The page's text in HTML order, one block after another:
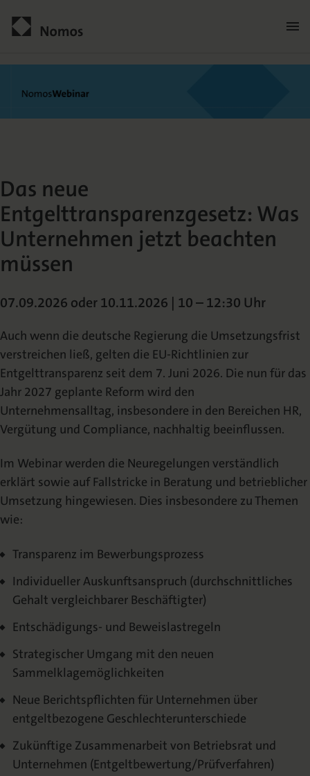
Der Verlag
Über uns
Ansprechpartner:innen
Das Lektorat
News
Neuigkeiten & Aktuelles
Karriere
Ihre Einstiegsmöglichkeiten
NomosEvents
Online und Live
Programm
Praxisliteratur
Rechtswissenschaft
Sozialwissenschaften
Geisteswissenschaften
Wissenschaftlich Publizieren
Wissenschaftlich publizieren
Blog
rund um Ihre Publikation
Open Access
Service
Themenwelten
Presse
Presse & Rezensionswesen
Dozentenservice
Belegexemplar für Lehrende
Mediadaten
Werben in Fachzeitschriften
FAQ
Häufige Fragen
Shop
Podcast
Kontakt
Das neue
Entgelttransparenzgesetz: Was
Unternehmen jetzt beachten
müssen
07.09.2026 oder 10.11.2026 | 10 – 12:30 Uhr
Auch wenn die deutsche Regierung die Umsetzungsfrist
verstreichen ließ, gelten die EU-Richtlinien zur
Entgelttransparenz seit dem 7. Juni 2026. Die nun für das
Jahr 2027 geplante Reform wird den
Unternehmensalltag, insbesondere in den Bereichen HR,
Vergütung und Compliance, nachhaltig beeinflussen.
Im Webinar werden die Neuregelungen verständlich
erklärt sowie auf Fallstricke in Beratung und betrieblicher
Umsetzung hingewiesen. Dies insbesondere zu Themen
wie:
Transparenz im Bewerbungsprozess
Individueller Auskunftsanspruch (durchschnittliches
Gehalt vergleichbarer Beschäftigter)
Entschädigungs- und Beweislastregeln
Strategischer Umgang mit den neuen
Sammelklagemöglichkeiten
Neue Berichtspflichten für Unternehmen über
entgeltbezogene Geschlechterunterschiede
Zukünftige Zusammenarbeit von Betriebsrat und
Unternehmen (Entgeltbewertung/Prüfverfahren)